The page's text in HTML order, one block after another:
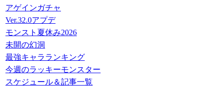
アゲインガチャ
Ver.32.0アプデ
モンスト夏休み2026
未開の幻洞
最強キャラランキング
今週のラッキーモンスター
スケジュール＆記事一覧